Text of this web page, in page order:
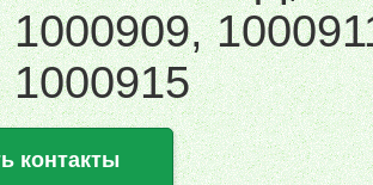
1000909,
1000915
контакты